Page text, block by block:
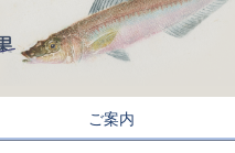
ご案内